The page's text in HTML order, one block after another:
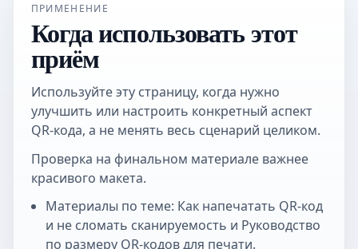
ПРИМЕНЕНИЕ
Когда использовать этот
приём
Используйте эту страницу, когда нужно
улучшить или настроить конкретный аспект
QR-кода, а не менять весь сценарий целиком.
Проверка на финальном материале важнее
красивого макета.
Материалы по теме: Как напечатать QR-код
и не сломать сканируемость и Руководство
по размеру QR-кодов для печати.